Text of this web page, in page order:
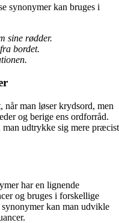
synonymer kan bruges i
sine rødder.
bordet.
man løser krydsord, men
og berige ens ordforråd.
udtrykke sig mere præcist
har en lignende
og bruges i forskellige
kan man udvikle